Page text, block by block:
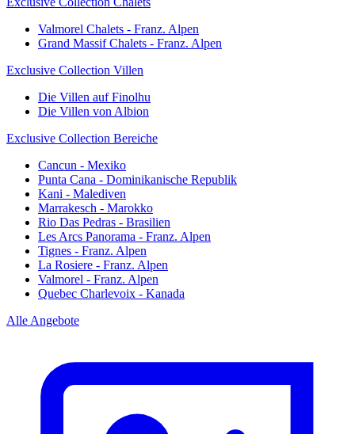
Valmorel Chalets - Franz. Alpen
Grand Massif Chalets - Franz. Alpen
Exclusive Collection Villen
Die Villen auf Finolhu
Die Villen von Albion
Exclusive Collection Bereiche
Cancun - Mexiko
Punta Cana - Dominikanische Republik
Kani - Malediven
Marrakesch - Marokko
Rio Das Pedras - Brasilien
Les Arcs Panorama - Franz. Alpen
Tignes - Franz. Alpen
La Rosiere - Franz. Alpen
Valmorel - Franz. Alpen
Quebec Charlevoix - Kanada
Alle Angebote